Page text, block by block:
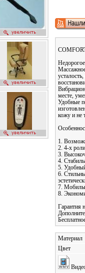
месте,
Удобные
кожу и не
1.
2. 4-х
3.
4.
5.
6.
7.
8.
Гарантия
Материал
Цвет